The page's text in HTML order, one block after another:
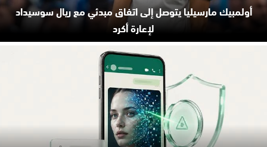
أولمبيك مارسيليا يتوصل إلى اتفاق مبدئي مع ريال سوسيداد
لإعارة أكرد